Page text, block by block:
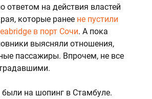
ответом на действия властей
которые ранее не пустили
в порт Сочи. А пока
выясняли отношения,
пассажиры. Впрочем, не все
на шопинг в Стамбуле.